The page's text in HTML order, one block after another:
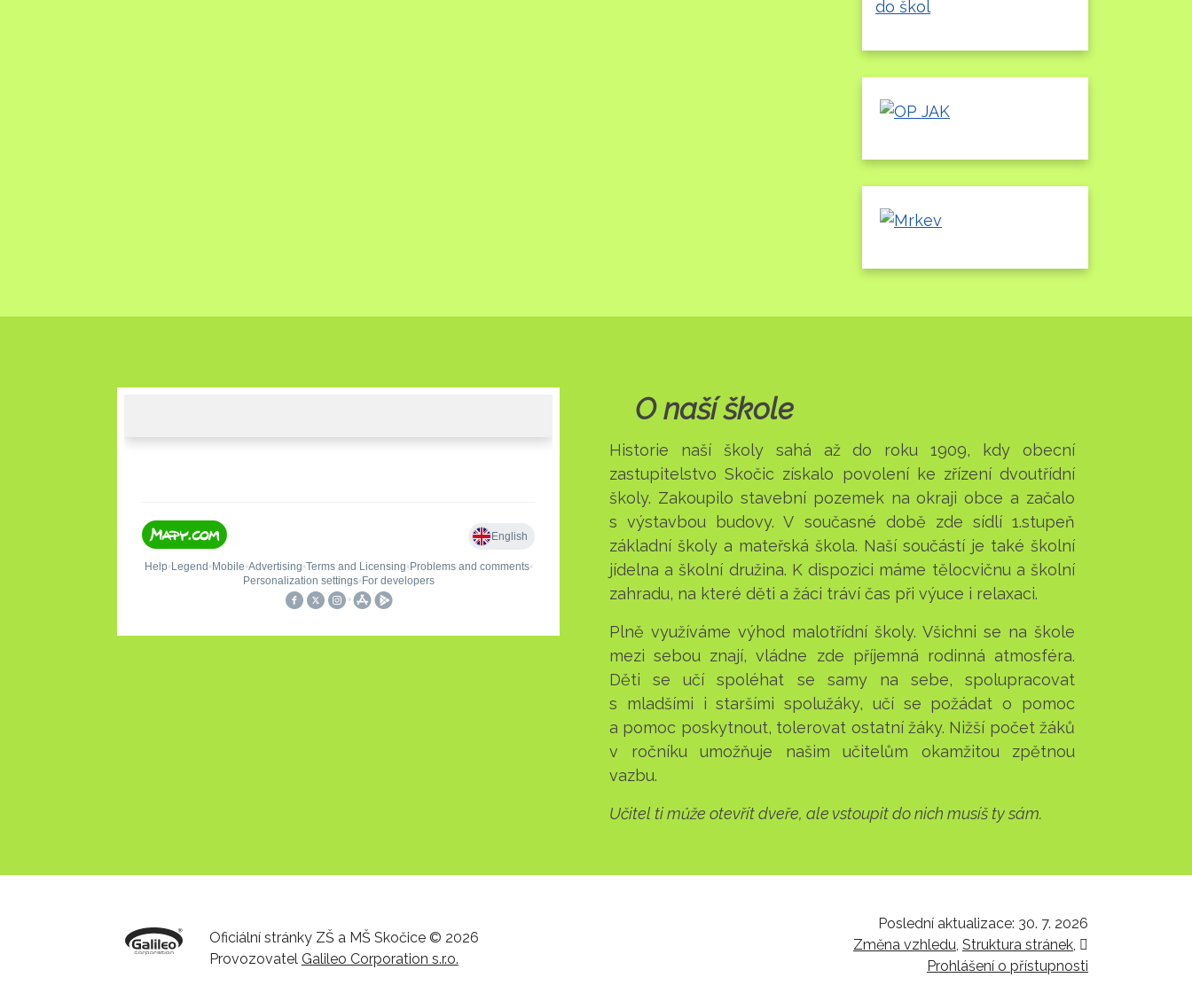
O naší škole
Historie naší školy sahá až do roku 1909, kdy obecní
zastupitelstvo Skočic získalo povolení ke zřízení dvoutřídní
školy. Zakoupilo stavební pozemek na okraji obce a začalo
s výstavbou budovy. V současné době zde sídlí 1.stupeň
základní školy a mateřská škola. Naší součástí je také školní
jídelna a školní družina. K dispozici máme tělocvičnu a školní
zahradu, na které děti a žáci tráví čas při výuce i relaxaci.
Plně využíváme výhod malotřídní školy. Všichni se na škole
mezi sebou znají, vládne zde příjemná rodinná atmosféra.
Děti se učí spoléhat se samy na sebe, spolupracovat
s mladšími i staršími spolužáky, učí se požádat o pomoc
a pomoc poskytnout, tolerovat ostatní žáky. Nižší počet žáků
v ročníku umožňuje našim učitelům okamžitou zpětnou
vazbu.
Učitel ti může otevřít dveře, ale vstoupit do nich musíš ty sám.
Oficiální stránky ZŠ a MŠ Skočice © 2026
Provozovatel Galileo Corporation s.r.o.
Poslední aktualizace: 30. 7. 2026
Změna vzhledu Struktura stránek
Prohlášení o přístupnosti